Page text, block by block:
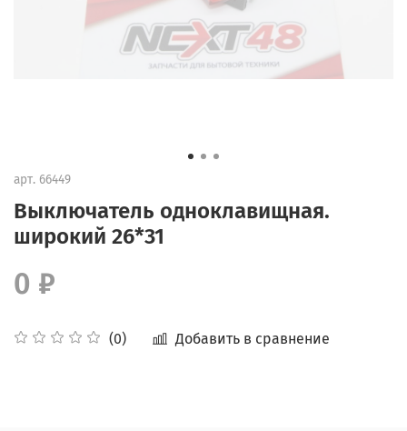
арт. 66449
Выключатель одноклавищная.
широкий 26*31
(0) Добавить в сравнение
0 ₽